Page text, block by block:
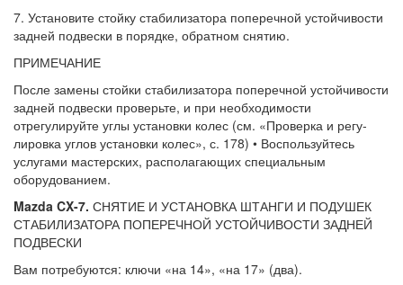
7. Установите стойку стабилизатора по­перечной устойчивости
задней подвески в порядке, обратном снятию.
ПРИМЕЧАНИЕ
После замены стойки стабилизатора попе­речной устойчивости
задней подвески про­верьте, и при необходимости
отрегулируйте углы установки колес (см. «Проверка и регу­
лировка углов установки колес», с. 178) • Вос­пользуйтесь
услугами мастерских, распола­гающих специальным
оборудованием.
Mazda CX-7. СНЯТИЕ И УСТАНОВКА ШТАНГИ И ПОДУШЕК
СТАБИЛИЗАТОРА ПОПЕРЕЧНОЙ УСТОЙЧИВОСТИ ЗАДНЕЙ
ПОДВЕСКИ
Вам потребуются: ключи «на 14», «на 17» (два).